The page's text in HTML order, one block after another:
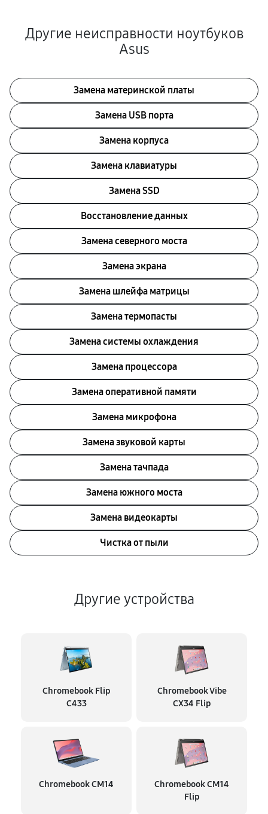
Другие неисправности ноутбуков
Asus
Замена материнской платы
Замена USB порта
Замена корпуса
Замена клавиатуры
Замена SSD
Восстановление данных
Замена северного моста
Замена экрана
Замена шлейфа матрицы
Замена термопасты
Замена системы охлаждения
Замена процессора
Замена оперативной памяти
Замена микрофона
Замена звуковой карты
Замена тачпада
Замена южного моста
Замена видеокарты
Чистка от пыли
Другие устройства
Chromebook Flip
C433
Chromebook Vibe
CX34 Flip
Chromebook CM14
Chromebook CM14
Flip